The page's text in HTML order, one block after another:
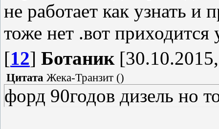
не работает как узнать и
тоже нет .вот приходится
[12] Ботаник
Цитата Жека-Транзит ()
форд 90годов дизель но